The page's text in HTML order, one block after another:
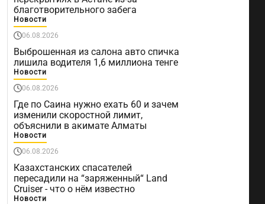
благотворительного забега
Новости
06.08.2026
Выброшенная из салона авто спичка
лишила водителя 1,6 миллиона тенге
Новости
06.08.2026
Где по Саина нужно ехать 60 и зачем
изменили скоростной лимит,
объяснили в акимате Алматы
Новости
06.08.2026
Казахстанских спасателей
пересадили на “заряженный“ Land
Cruiser - что о нём известно
Новости